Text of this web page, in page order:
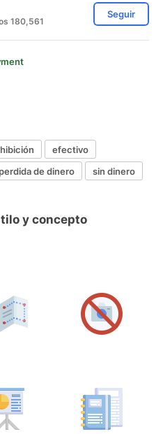
180,561
Seguir
efectivo
perdida de dinero sin dinero
y concepto